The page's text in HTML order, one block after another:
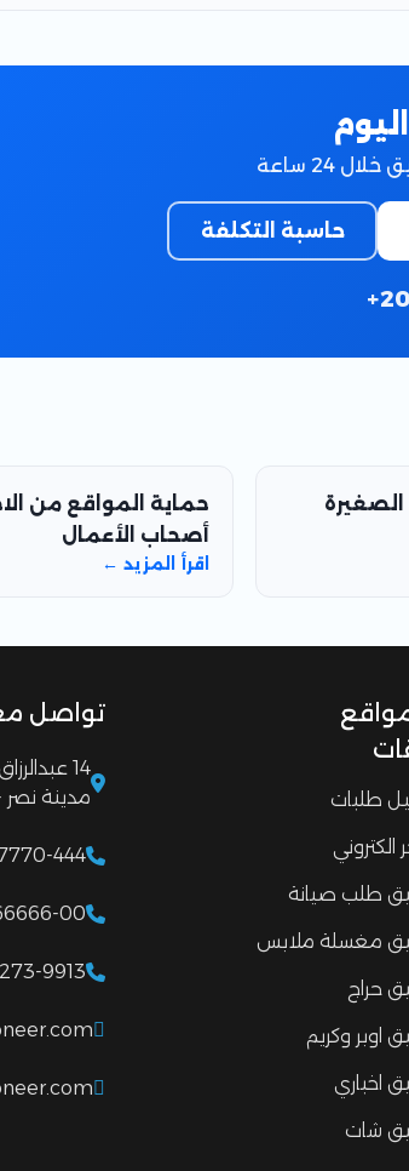
24 ساعة
حاسبة التكلفة
الصغيرة
حماية المواقع من
أصحاب الأعمال
اقرأ المزيد ←
طلبات
طلب صيانة
مغسلة ملابس
حراج
اوبر وكريم
اخباري
شات
تواصل
14
مدينة نصر
444
00
9913